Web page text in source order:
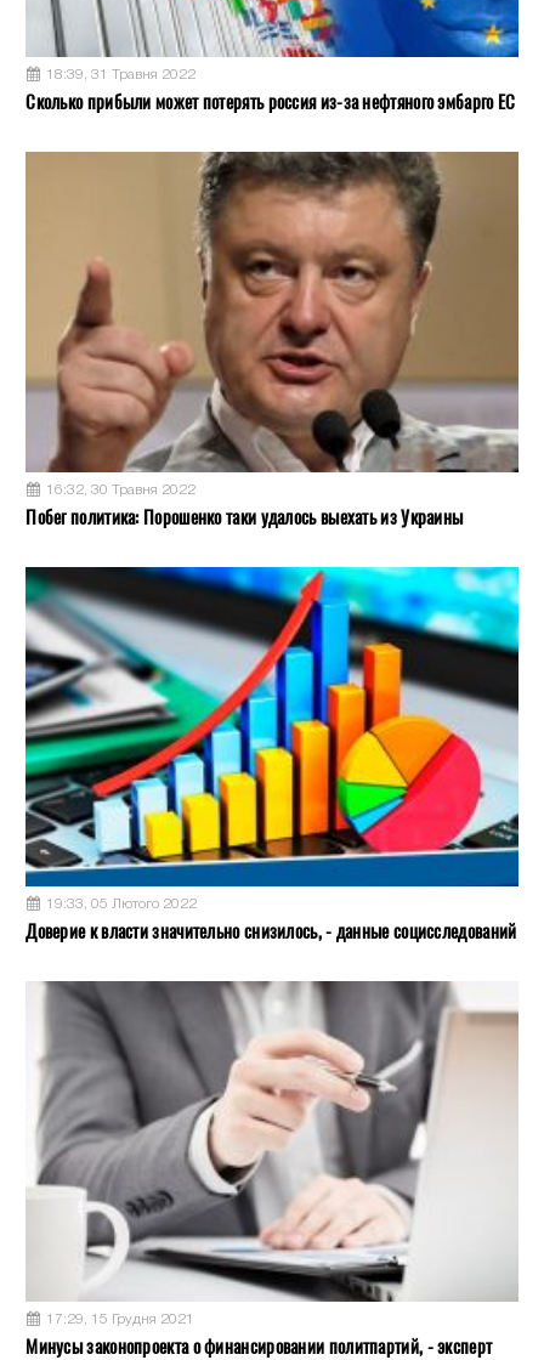
18:39, 31 Травня 2022
Сколько прибыли может потерять россия из-за нефтяного эмбарго ЕС
16:32, 30 Травня 2022
Побег политика: Порошенко таки удалось выехать из Украины
19:33, 05 Лютого 2022
Доверие к власти значительно снизилось, - данные социсследований
17:29, 15 Грудня 2021
Минусы законопроекта о финансировании политпартий, - эксперт